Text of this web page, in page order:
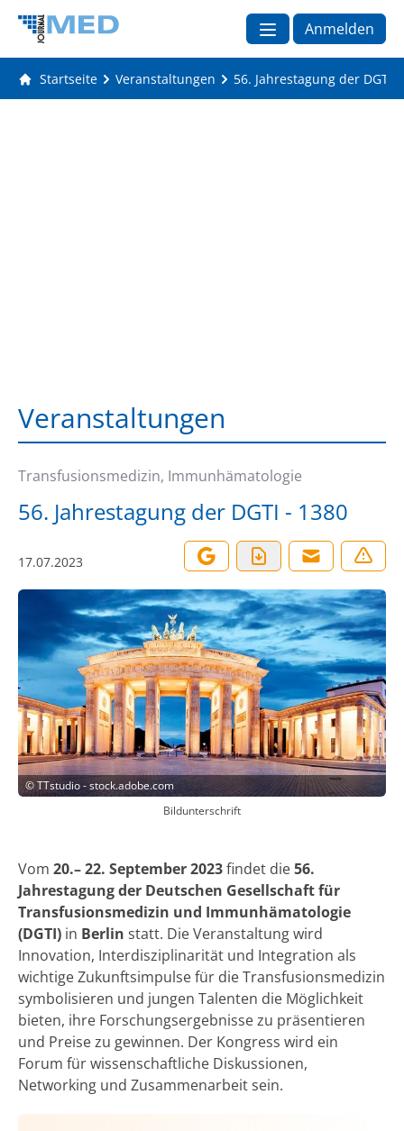
Anmelden
Startseite Veranstaltungen 56. Jahrestagung der DGTI -
Veranstaltungen
Transfusionsmedizin, Immunhämatologie
56. Jahrestagung der DGTI - 1380
17.07.2023
©TTstudio - stock.adobe.com
Bildunterschrift
Vom 20.– 22. September 2023findet die56.
Jahrestagung der Deutschen Gesellschaft für
Transfusionsmedizin und Immunhämatologie
(DGTI) in Berlin statt. Die Veranstaltung wird
Innovation, Interdisziplinarität und Integration als
wichtige Zukunftsimpulse für die Transfusionsmedizin
symbolisieren und jungen Talenten die Möglichkeit
bieten, ihre Forschungsergebnisse zu präsentieren
und Preise zu gewinnen. Der Kongress wird ein
Forum für wissenschaftliche Diskussionen,
Networking und Zusammenarbeit sein.